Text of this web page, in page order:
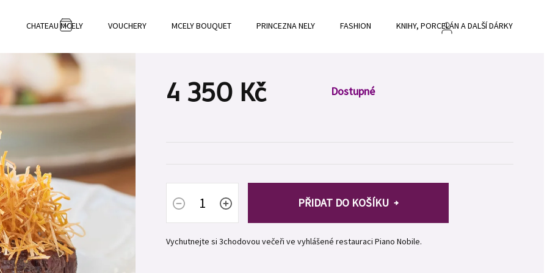
NÁKUPNÍ
CHATEAU MCELY VOUCHERY MCELY BOUQUET PRINCEZNA NELY FASHION KNIHY, PORCELÁN A DALŠÍ DÁRKY
4 350 Kč Dostupné
PŘIDAT DO KOŠÍKU
Vychutnejte si 3chodovou večeři ve vyhlášené restauraci Piano Nobile.